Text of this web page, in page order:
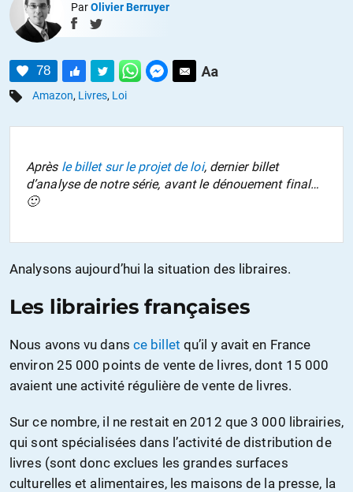
DON ParOlivier Berruyer
78
Amazon, Livres, Loi
Après le billet sur le projet de loi, dernier billet
d’analyse de notre série, avant le dénouement final…
🙂
Analysons aujourd’hui la situation des libraires.
Les librairies françaises
Nous avons vu dans ce billet qu’il y avait en France
environ 25 000 points de vente de livres, dont 15 000
avaient une activité régulière de vente de livres.
Sur ce nombre, il ne restait en 2012 que 3 000 librairies,
qui sont spécialisées dans l’activité de distribution de
livres (sont donc exclues les grandes surfaces
culturelles et alimentaires, les maisons de la presse, la